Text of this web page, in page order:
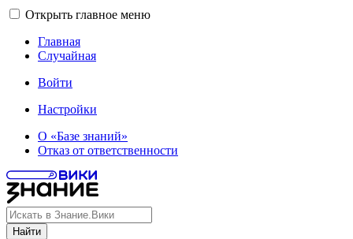
Открыть главное меню
Главная
Случайная
Войти
Настройки
О «Базе знаний»
Отказ от ответственности
Найти